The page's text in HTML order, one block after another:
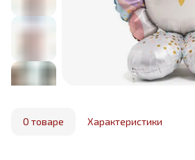
О товаре Характеристики